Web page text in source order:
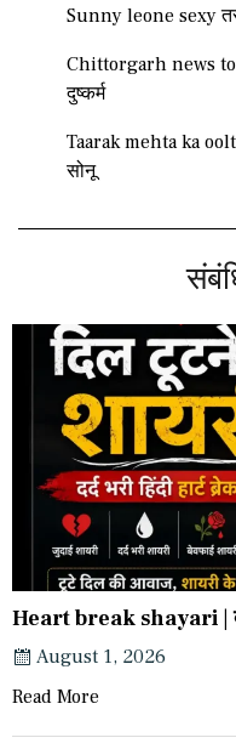
Sunny leone sexy
Chittorgarh news
दुष्कर्म
Taarak mehta ka
सोनू
Heart break shayari |
August 1, 2026
Read More